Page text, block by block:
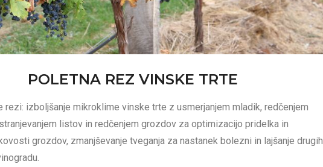
POLETNA REZ VINSKE TRTE
rezi: izboljšanje mikroklime vinske trte z usmerjanjem mladik, redčenjem
listov in redčenjem grozdov za optimizacijo pridelka in
grozdov, zmanjševanje tveganja za nastanek bolezni in lajšanje drugih